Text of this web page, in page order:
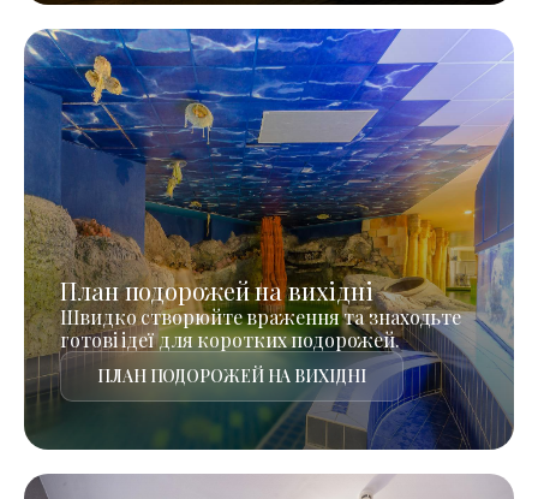
План подорожей на вихідні
Швидко створюйте враження та знаходьте
готові ідеї для коротких подорожей.
ПЛАН ПОДОРОЖЕЙ НА ВИХІДНІ